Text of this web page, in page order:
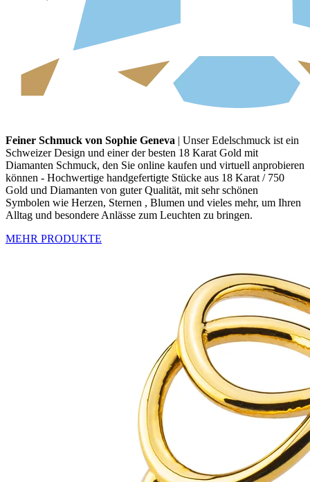
Feiner Schmuck von Sophie Geneva | Unser Edelschmuck ist ein
Schweizer Design und einer der besten 18 Karat Gold mit
Diamanten Schmuck, den Sie online kaufen und virtuell anprobieren
können - Hochwertige handgefertigte Stücke aus 18 Karat / 750
Gold und Diamanten von guter Qualität, mit sehr schönen
Symbolen wie Herzen, Sternen , Blumen und vieles mehr, um Ihren
Alltag und besondere Anlässe zum Leuchten zu bringen.
MEHR PRODUKTE